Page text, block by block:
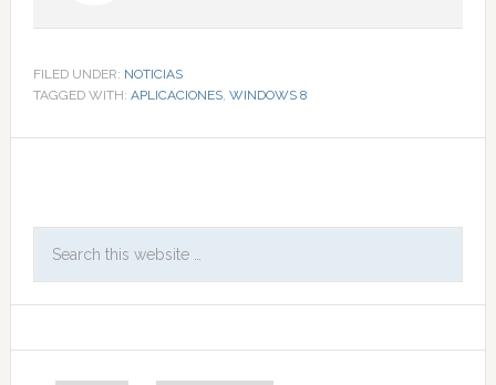
FILED UNDER: NOTICIAS
TAGGED WITH: APLICACIONES, WINDOWS 8